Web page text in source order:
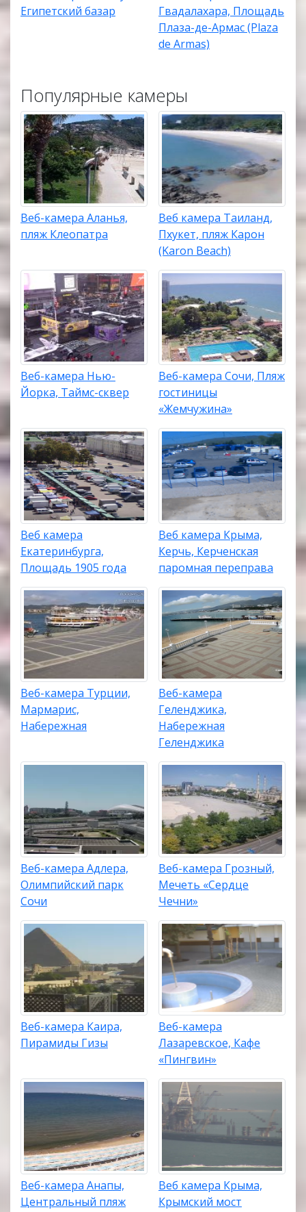
Египетский базар
Гвадалахара, Площадь
Плаза-де-Армас (Plaza
de Armas)
Популярные камеры
Веб-камера Аланья,
пляж Клеопатра
Веб камера Таиланд,
Пхукет, пляж Карон
(Karon Beach)
Веб-камера Нью-
Йорка, Таймс-сквер
Веб-камера Сочи, Пляж
гостиницы
«Жемчужина»
Веб камера
Екатеринбурга,
Площадь 1905 года
Веб камера Крыма,
Керчь, Керченская
паромная переправа
Веб-камера Турции,
Мармарис,
Набережная
Веб-камера
Геленджика,
Набережная
Геленджика
Веб-камера Адлера,
Олимпийский парк
Сочи
Веб-камера Грозный,
Мечеть «Сердце
Чечни»
Веб-камера Каира,
Пирамиды Гизы
Веб-камера
Лазаревское, Кафе
«Пингвин»
Веб-камера Анапы,
Центральный пляж
Веб камера Крыма,
Крымский мост